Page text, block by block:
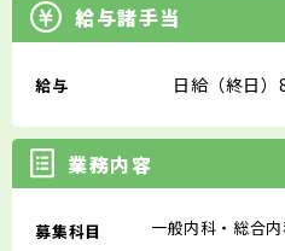
給与諸手当
給与 日給（終日）
業務内容
募集科目 一般内科・総合